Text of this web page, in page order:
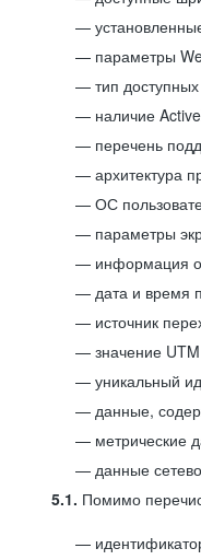
параметры
тип
наличие
перечень
архитектура
ОС
параметры
информация
дата и время
источник
значение
уникальный
данные,
метрические
данные
5.1. Помимо